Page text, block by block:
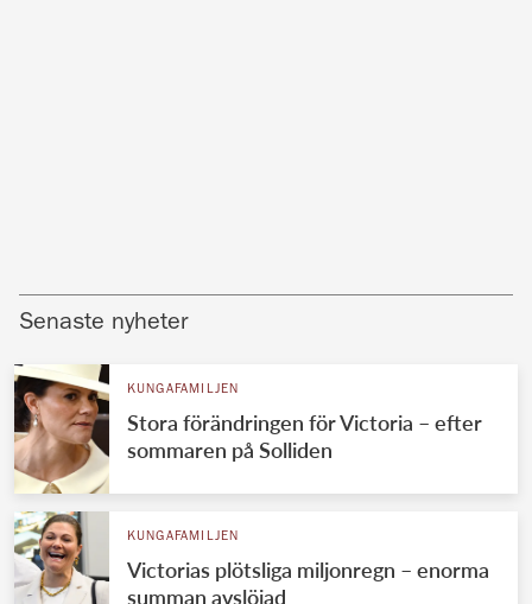
Senaste nyheter
KUNGAFAMILJEN
Stora förändringen för Victoria – efter
sommaren på Solliden
KUNGAFAMILJEN
Victorias plötsliga miljonregn – enorma
summan avslöjad